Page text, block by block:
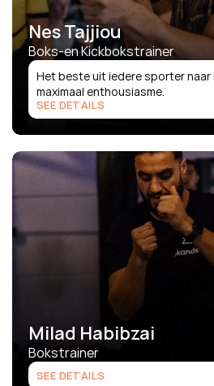
Nes Tajjiou
Boks-en Kickbokstrainer
Het beste uit iedere sporter naar
maximaal enthousiasme.
SEE DETAILS
Milad Habibzai
Bokstrainer
SEE DETAILS